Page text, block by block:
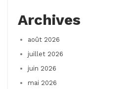
Archives
août 2026
juillet 2026
juin 2026
mai 2026